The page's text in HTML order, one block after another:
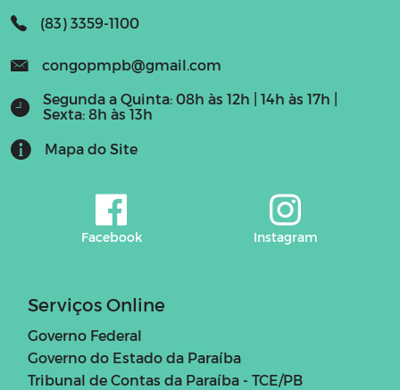
(83) 3359-1100
congopmpb@gmail.com
Segunda a Quinta: 08h às 12h | 14h às 17h |
Sexta: 8h às 13h
Mapa do Site
Facebook Instagram
Serviços Online
Governo Federal
Governo do Estado da Paraíba
Tribunal de Contas da Paraíba - TCE/PB